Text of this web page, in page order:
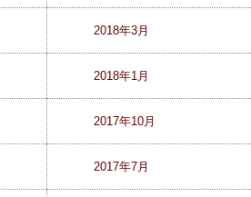
2018年3月
2018年1月
2017年10月
2017年7月